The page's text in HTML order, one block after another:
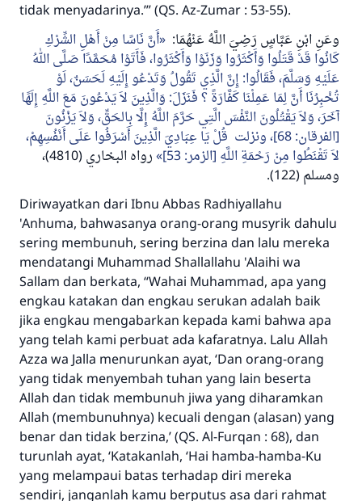
tidak menyadarinya.’” (QS. Az-Zumar : 53-55).
وعَنِ ابْنِ عَبَّاسٍ رَضِيَ اللَّهُ عَنْهُمَا:
أَنَّ نَاسًا مِنْ أَهْلِ الشِّرْكِ
كَانُوا قَدْ قَتَلُوا وَأَكْثَرُوا وَزَنَوْا وَأَكْثَرُوا، فَأَتَوْا مُحَمَّدًا صَلَّى اللهُ
عَلَيْهِ وَسَلَّمَ، فَقَالُوا: إِنَّ الَّذِي تَقُولُ وَتَدْعُو إِلَيْهِ لَحَسَنٌ، لَوْ
تُخْبِرُنَا أَنَّ لِمَا عَمِلْنَا كَفَّارَةً ؟ فَنَزَلَ: وَالَّذِينَ لاَ يَدْعُونَ مَعَ اللَّهِ إِلَهًا
آخَرَ، وَلاَ يَقْتُلُونَ النَّفْسَ الَّتِي حَرَّمَ اللَّهُ إِلَّا بِالحَقِّ، وَلاَ يَزْنُونَ
[الفرقان: 68]، ونزلت قُلْ يَا عِبَادِيَ الَّذِينَ أَسْرَفُوا عَلَى أَنْفُسِهِمْ،
لاَ تَقْنَطُوا مِنْ رَحْمَةِ اللَّهِ [الزمر: 53]
رواه البخاري (4810)،
ومسلم (122).
Diriwayatkan dari Ibnu Abbas Radhiyallahu
'Anhuma, bahwasanya orang-orang musyrik dahulu
sering membunuh, sering berzina dan lalu mereka
mendatangi Muhammad Shallallahu 'Alaihi wa
Sallam dan berkata, “Wahai Muhammad, apa yang
engkau katakan dan engkau serukan adalah baik
jika engkau mengabarkan kepada kami bahwa apa
yang telah kami perbuat ada kafaratnya. Lalu Allah
Azza wa Jalla menurunkan ayat, ‘Dan orang-orang
yang tidak menyembah tuhan yang lain beserta
Allah dan tidak membunuh jiwa yang diharamkan
Allah (membunuhnya) kecuali dengan (alasan) yang
benar dan tidak berzina,’ (QS. Al-Furqan : 68), dan
turunlah ayat, ‘Katakanlah, ‘Hai hamba-hamba-Ku
yang melampaui batas terhadap diri mereka
sendiri, janganlah kamu berputus asa dari rahmat
Jawaban no. 110845
menyelamatkan pernikahan.
Bantu kami dalam memberikan jawaban untuk umat
Rasulullah ﷺ bersabda
"Siapa yang menunjukkan suatu kebaikan,